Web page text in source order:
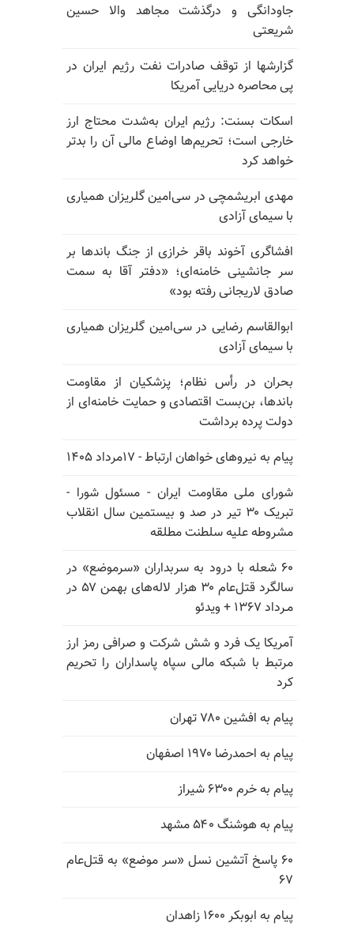
جاودانگی و درگذشت مجاهد والا حسین
شریعتی
گزارشها از توقف صادرات نفت رژیم ایران در
پی محاصره دریایی آمریکا
اسکات بسنت: رژیم ایران به‌شدت محتاج ارز
خارجی است؛ تحریم‌ها اوضاع مالی آن را بدتر
خواهد کرد
مهدی ابریشمچی در سی‌امین گلریزان همیاری
با سیمای آزادی
افشاگری آخوند باقر خرازی از جنگ باندها بر
سر جانشینی خامنه‌ای؛ «دفتر آقا به سمت
صادق لاریجانی رفته بود»
ابوالقاسم رضایی در سی‌امین گلریزان همیاری
با سیمای آزادی
بحران در رأس نظام؛ پزشکیان از مقاومت
باندها، بن‌بست اقتصادی و حمایت خامنه‌ای از
دولت پرده برداشت
پیام به نیروهای خواهان ارتباط - ۱۷مرداد ۱۴۰۵
شورای ملی مقاومت ایران - مسئول شورا -
تبریک ۳۰ تیر در صد و بیستمین سال انقلاب
مشروطه علیه سلطنت مطلقه
۶۰ شعله با درود به سربداران «سرموضع» در
سالگرد قتل‌عام ۳۰ هزار لاله‌های بهمن ۵۷ در
مـرداد ۱۳۶۷ + ویدئو
آمریکا یک فرد و شش شرکت و صرافی رمز ارز
مرتبط با شبکه مالی سپاه پاسداران را تحریم
کرد
پیام به افشین ۷۸۰ تهران
پیام به احمدرضا ۱۹۷۰ اصفهان
پیام به خرم ۶۳۰۰ شیراز
پیام به هوشنگ ۵۴۰ مشهد
۶۰ پاسخ آتشین نسل «سر موضع» به قتل‌عام
۶۷
پیام به ابوبکر ۱۶۰۰ زاهدان